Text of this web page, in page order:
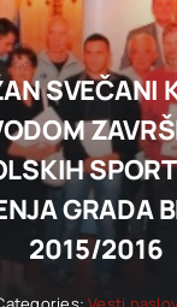
SVEČANI
GRADA
2015/2016